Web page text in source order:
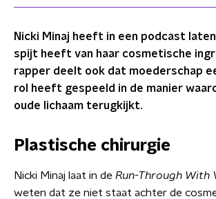
Nicki Minaj heeft in een podcast
spijt heeft van haar cosmetische
rapper deelt ook dat moederschap
rol heeft gespeeld in de manier
oude lichaam terugkijkt.
Plastische chirurgie
Nicki Minaj laat in de Run-Through With
weten dat ze niet staat achter de